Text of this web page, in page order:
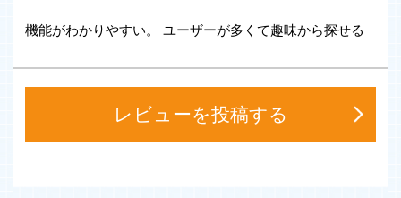
・ニックネーム制なので実名は登録不要です。
機能がわかりやすい。 ユーザーが多くて趣味から探せる
レビューを投稿する